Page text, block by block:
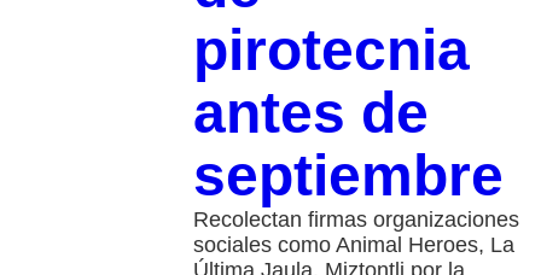
pirotecnia
antes de
septiembre
Recolectan firmas organizaciones
sociales como Animal Heroes, La
Última Jaula, Miztontli por la